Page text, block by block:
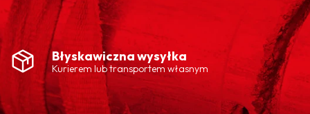
Błyskawiczna wysyłka
Kurierem lub transportem własnym